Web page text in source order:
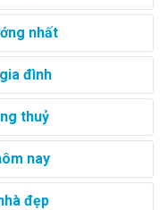
nhất
đình
thuỷ
nay
đẹp